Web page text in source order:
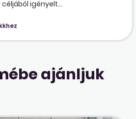
igényelt...
ajánljuk